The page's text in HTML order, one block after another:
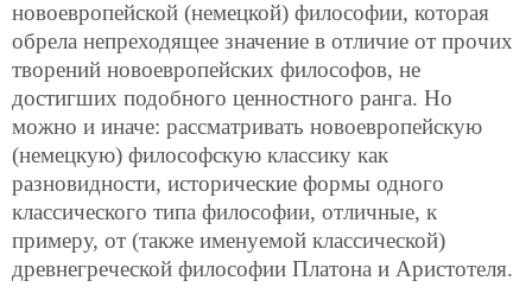
новоевропейской (немецкой) философии, которая
обрела непреходящее значение в отличие от прочих
творений новоевропейских философов, не
достигших подобного ценностного ранга. Но
можно и иначе: рассматривать новоевропейскую
(немецкую) философскую классику как
разновидности, исторические формы одного
классического типа философии, отличные, к
примеру, от (также именуемой классической)
древнегреческой философии Платона и Аристотеля.